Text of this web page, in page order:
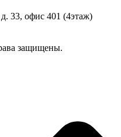
33, офис 401 (4этаж)
защищены.